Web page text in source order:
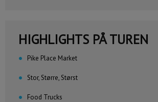
HIGHLIGHTS PÅ TUREN
Pike Place Market
Stor, Større, Størst
Food Trucks